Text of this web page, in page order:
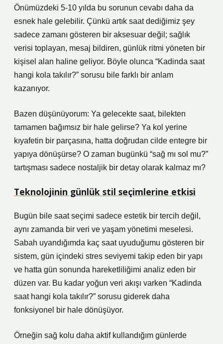
Önümüzdeki 5-10 yılda bu sorunun cevabı daha da
esnek hale gelebilir. Çünkü artık saat dediğimiz şey
sadece zamanı gösteren bir aksesuar değil; sağlık
verisi toplayan, mesaj bildiren, günlük ritmi yöneten bir
kişisel alan haline geliyor. Böyle olunca “Kadinda saat
hangi kola takılır?” sorusu bile farklı bir anlam
kazanıyor.
Bazen düşünüyorum: Ya gelecekte saat, bilekten
tamamen bağımsız bir hale gelirse? Ya kol yerine
kıyafetin bir parçasına, hatta doğrudan cilde entegre bir
yapıya dönüşürse? O zaman bugünkü “sağ mı sol mu?”
tartışması sadece nostaljik bir detay olarak kalmaz mı?
Teknolojinin günlük stil seçimlerine etkisi
Bugün bile saat seçimi sadece estetik bir tercih değil,
aynı zamanda bir veri ve yaşam yönetimi meselesi.
Sabah uyandığımda kaç saat uyuduğumu gösteren bir
sistem, gün içindeki stres seviyemi takip eden bir yapı
ve hatta gün sonunda hareketliliğimi analiz eden bir
düzen var. Bu kadar yoğun veri akışı varken “Kadinda
saat hangi kola takılır?” sorusu giderek daha
fonksiyonel bir hale dönüşüyor.
Örneğin sağ kolu daha aktif kullandığım günlerde